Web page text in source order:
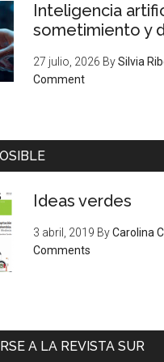
Inteligencia
sometimiento y
27 julio, 2026 BySilvia
Comment
Ideas verdes
3 abril, 2019 ByCarolina
Comments
A LA REVISTA SUR